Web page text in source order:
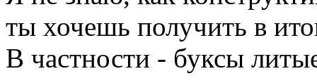
ты хочешь получить в
В частности - буксы